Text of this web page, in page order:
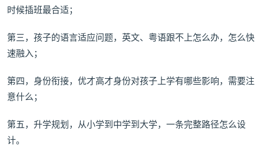
时候插班最合适；
第三，孩子的语言适应问题，英文、粤语跟不上怎么办，怎么快
速融入；
第四，身份衔接，优才高才身份对孩子上学有哪些影响，需要注
意什么；
第五，升学规划，从小学到中学到大学，一条完整路径怎么设
计。